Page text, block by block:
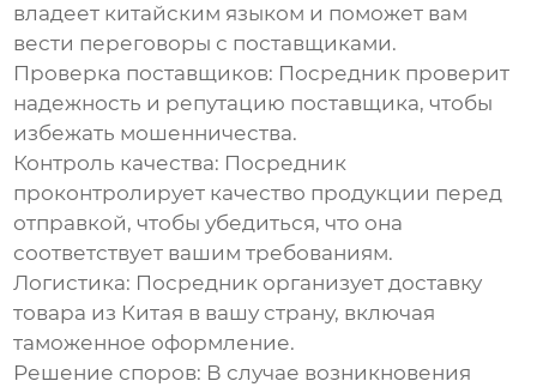
владеет китайским языком и поможет вам
вести переговоры с поставщиками.
Проверка поставщиков: Посредник проверит
надежность и репутацию поставщика, чтобы
избежать мошенничества.
Контроль качества: Посредник
проконтролирует качество продукции перед
отправкой, чтобы убедиться, что она
соответствует вашим требованиям.
Логистика: Посредник организует доставку
товара из Китая в вашу страну, включая
таможенное оформление.
Решение споров: В случае возникновения